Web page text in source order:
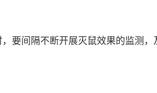
要间隔不断开展灭鼠效果的监测